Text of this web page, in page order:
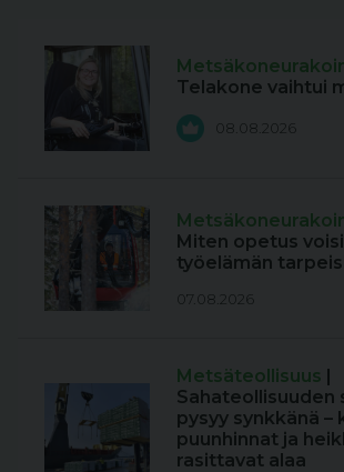
Telakone vaihtui
08.08.2026
Miten opetus
työelämän
07.08.2026
Metsäteollisuus |
Sahateollisuuden
pysyy synkkänä –
puunhinnat ja
rasittavat alaa